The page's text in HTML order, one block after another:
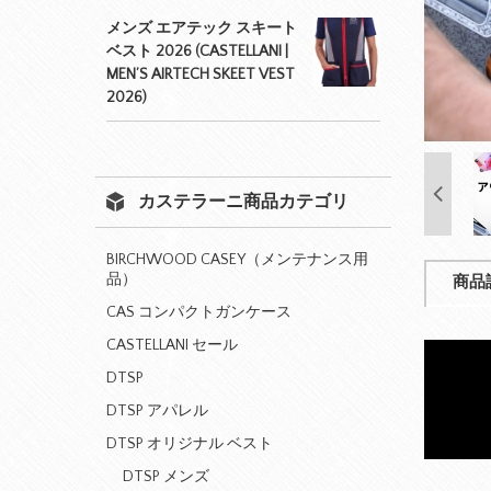
商品
メンズ エアテック スキート
ベスト 2026 (CASTELLANI |
MEN’S AIRTECH SKEET VEST
2026)
カステラーニ商品カテゴリ
BIRCHWOOD CASEY（メンテナンス用
品）
CAS コンパクトガンケース
CASTELLANI セール
DTSP
DTSP アパレル
DTSP オリジナル ベスト
DTSP メンズ